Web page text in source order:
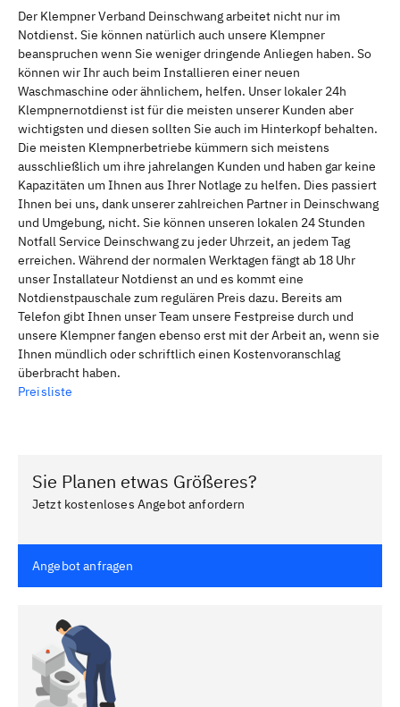
Der Klempner Verband Deinschwang arbeitet nicht nur im
Notdienst. Sie können natürlich auch unsere Klempner
beanspruchen wenn Sie weniger dringende Anliegen haben. So
können wir Ihr auch beim Installieren einer neuen
Waschmaschine oder ähnlichem, helfen. Unser lokaler 24h
Klempnernotdienst ist für die meisten unserer Kunden aber
wichtigsten und diesen sollten Sie auch im Hinterkopf behalten.
Die meisten Klempnerbetriebe kümmern sich meistens
ausschließlich um ihre jahrelangen Kunden und haben gar keine
Kapazitäten um Ihnen aus Ihrer Notlage zu helfen. Dies passiert
Ihnen bei uns, dank unserer zahlreichen Partner in Deinschwang
und Umgebung, nicht. Sie können unseren lokalen 24 Stunden
Notfall Service Deinschwang zu jeder Uhrzeit, an jedem Tag
erreichen. Während der normalen Werktagen fängt ab 18 Uhr
unser Installateur Notdienst an und es kommt eine
Notdienstpauschale zum regulären Preis dazu. Bereits am
Telefon gibt Ihnen unser Team unsere Festpreise durch und
unsere Klempner fangen ebenso erst mit der Arbeit an, wenn sie
Ihnen mündlich oder schriftlich einen Kostenvoranschlag
überbracht haben.
Preisliste
Sie Planen etwas Größeres?
Jetzt kostenloses Angebot anfordern
Angebot anfragen